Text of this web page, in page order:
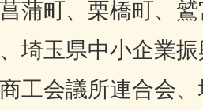
蒲町、栗橋町、
埼玉県中小企業
工会議所連合会